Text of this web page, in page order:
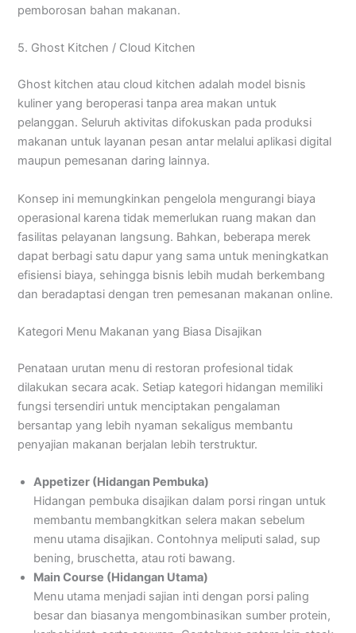
pemborosan bahan makanan.
5. Ghost Kitchen / Cloud Kitchen
Ghost kitchen atau cloud kitchen adalah model bisnis
kuliner yang beroperasi tanpa area makan untuk
pelanggan. Seluruh aktivitas difokuskan pada produksi
makanan untuk layanan pesan antar melalui aplikasi digital
maupun pemesanan daring lainnya.
Konsep ini memungkinkan pengelola mengurangi biaya
operasional karena tidak memerlukan ruang makan dan
fasilitas pelayanan langsung. Bahkan, beberapa merek
dapat berbagi satu dapur yang sama untuk meningkatkan
efisiensi biaya, sehingga bisnis lebih mudah berkembang
dan beradaptasi dengan tren pemesanan makanan online.
Kategori Menu Makanan yang Biasa Disajikan
Penataan urutan menu di restoran profesional tidak
dilakukan secara acak. Setiap kategori hidangan memiliki
fungsi tersendiri untuk menciptakan pengalaman
bersantap yang lebih nyaman sekaligus membantu
penyajian makanan berjalan lebih terstruktur.
Appetizer (Hidangan Pembuka)
Hidangan pembuka disajikan dalam porsi ringan untuk
membantu membangkitkan selera makan sebelum
menu utama disajikan. Contohnya meliputi salad, sup
bening, bruschetta, atau roti bawang.
Main Course (Hidangan Utama)
Menu utama menjadi sajian inti dengan porsi paling
besar dan biasanya mengombinasikan sumber protein,